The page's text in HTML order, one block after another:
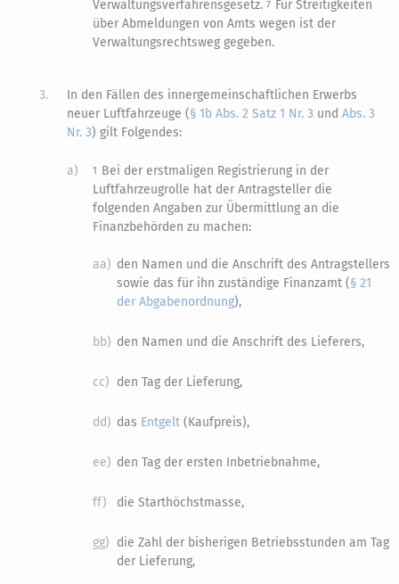
Verwaltungsverfahrensgesetz.7 Für Streitigkeiten
über Abmeldungen von Amts wegen ist der
Verwaltungsrechtsweg gegeben.
3.
In den Fällen des innergemeinschaftlichen Erwerbs
neuer Luftfahrzeuge (§ 1b Abs. 2 Satz 1 Nr. 3 undAbs. 3
Nr. 3) gilt Folgendes:
a) 1 Bei der erstmaligen Registrierung in der
Luftfahrzeugrolle hat der Antragsteller die
folgenden Angaben zur Übermittlung an die
Finanzbehörden zu machen:
aa) den Namen und die Anschrift des Antragstellers
sowie das für ihn zuständige Finanzamt (§ 21
der Abgabenordnung),
bb) den Namen und die Anschrift des Lieferers,
cc) den Tag der Lieferung,
dd) das Entgelt(Kaufpreis),
ee) den Tag der ersten Inbetriebnahme,
ff) die Starthöchstmasse,
gg) die Zahl der bisherigen Betriebsstunden am Tag
der Lieferung,